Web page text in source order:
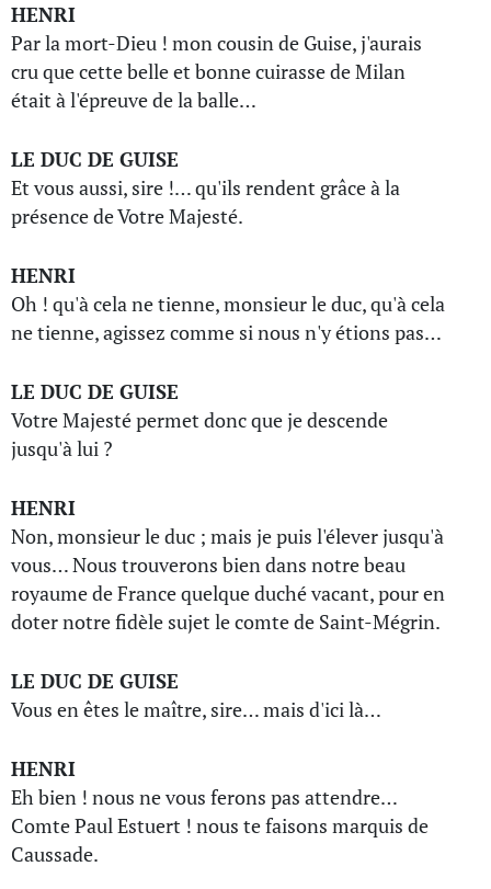
HENRI
Par la mort-Dieu ! mon cousin de Guise, j'aurais
cru que cette belle et bonne cuirasse de Milan
était à l'épreuve de la balle…
LE DUC DE GUISE
Et vous aussi, sire !… qu'ils rendent grâce à la
présence de Votre Majesté.
HENRI
Oh ! qu'à cela ne tienne, monsieur le duc, qu'à cela
ne tienne, agissez comme si nous n'y étions pas…
LE DUC DE GUISE
Votre Majesté permet donc que je descende
jusqu'à lui ?
HENRI
Non, monsieur le duc ; mais je puis l'élever jusqu'à
vous… Nous trouverons bien dans notre beau
royaume de France quelque duché vacant, pour en
doter notre fidèle sujet le comte de Saint-Mégrin.
LE DUC DE GUISE
Vous en êtes le maître, sire… mais d'ici là…
HENRI
Eh bien ! nous ne vous ferons pas attendre…
Comte Paul Estuert ! nous te faisons marquis de
Caussade.